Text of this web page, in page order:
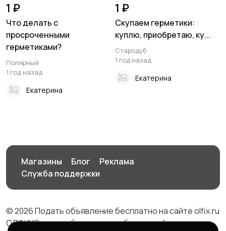
1 ₽
Что делать с
просроченными
герметиками?
Полярный
1 год назад
Екатерина
1 ₽
Скупаем герметики:
куплю, приобретаю, ку...
Стародуб
1 год назад
Екатерина
Магазины Блог
Реклама
Служба поддержки
© 2026 Подать объявление бесплатно на сайте olfix.ru
ОЛФИКС - доска беспалтных объявлений от частных